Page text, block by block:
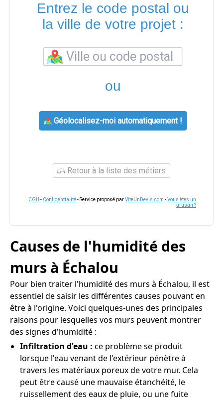
Entrez le code postal ou
la ville de votre projet :
ou
Géolocalisez-moi automatiquement !
Retour à la liste des métiers
CGU - Confidentialité- Service proposé parViteUnDevis.com -Vous êtes un
artisan ?
Causes de l'humidité des
murs à Échalou
Pour bien traiter l'humidité des murs à Échalou, il est
essentiel de saisir les différentes causes pouvant en
être à l'origine. Voici quelques-unes des principales
raisons pour lesquelles vos murs peuvent montrer
des signes d'humidité :
Infiltration d'eau : ce problème se produit
lorsque l'eau venant de l'extérieur pénètre à
travers les matériaux poreux de votre mur. Cela
peut être causé une mauvaise étanchéité, le
ruissellement des eaux de pluie, ou une fuite